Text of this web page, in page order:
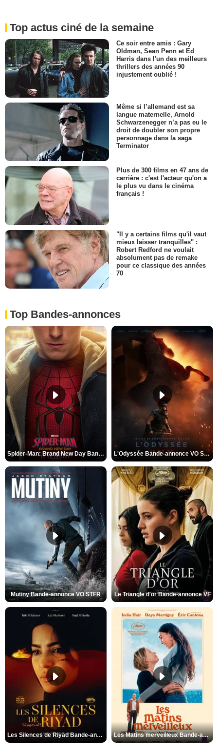
Top actus ciné de la semaine
Ce soir entre amis : Gary
Oldman, Sean Penn et Ed
Harris dans l'un des meilleurs
thrillers des années 90
injustement oublié !
Même si l’allemand est sa
langue maternelle, Arnold
Schwarzenegger n’a pas eu le
droit de doubler son propre
personnage dans la saga
Terminator
Plus de 300 films en 47 ans de
carrière : c'est l'acteur qu'on a
le plus vu dans le cinéma
français !
"Il y a certains films qu'il vaut
mieux laisser tranquilles" :
Robert Redford ne voulait
absolument pas de remake
pour ce classique des années
70
Top Bandes-annonces
Spider-Man: Brand New Day Bande-annonce VO STFR L'Odyssée Bande-annonce VO STFR
Mutiny Bande-annonce VO STFR Le Triangle d'or Bande-annonce VF
Les Silences de Riyad Bande-annonce VO STFR Les Matins merveilleux Bande-annonce VF